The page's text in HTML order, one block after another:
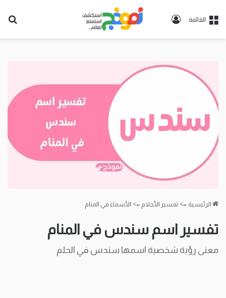
القائمة
تسجيل
الرئيسية => تفسير الأحلام => الأسماء في المنام
تفسير اسم سندس في المنام
معنى رؤية شخصية اسمها سندس في الحلم